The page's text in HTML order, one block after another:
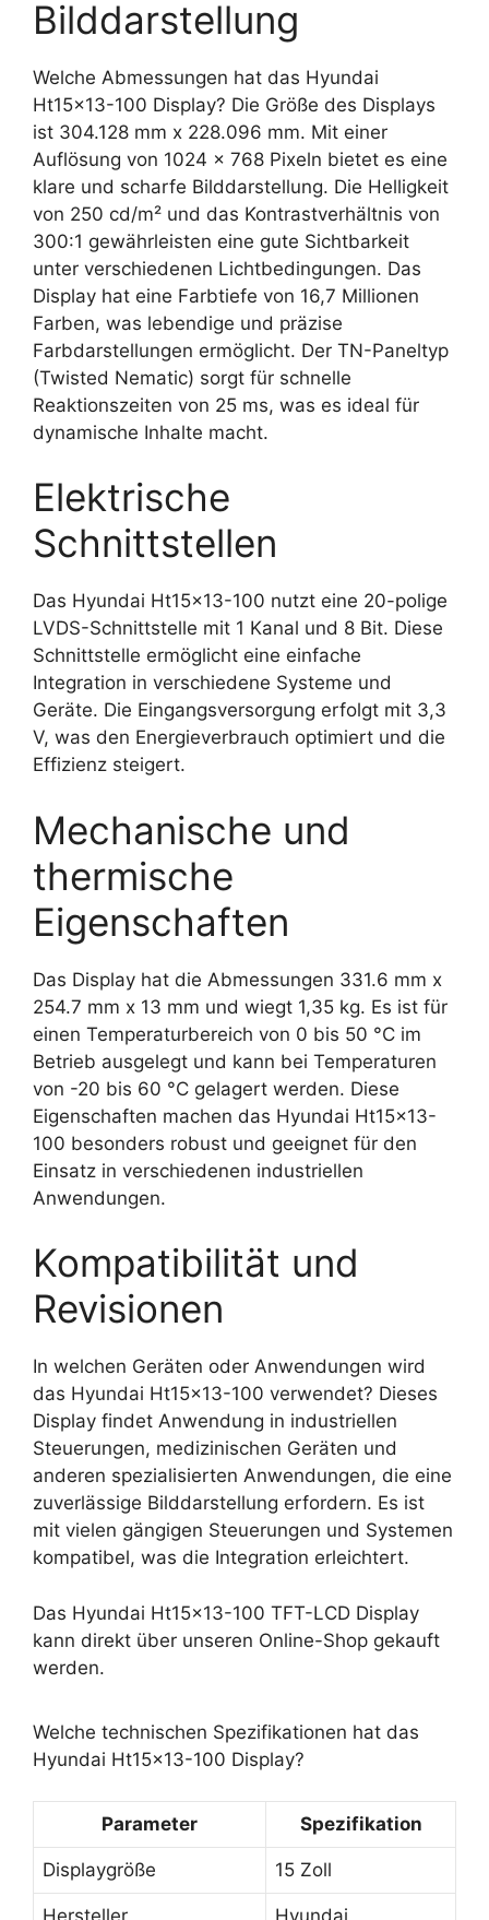
Bilddarstellung
Welche Abmessungen hat das Hyundai
Ht15x13-100 Display? Die Größe des Displays
ist 304.128 mm x 228.096 mm. Mit einer
Auflösung von 1024 x 768 Pixeln bietet es eine
klare und scharfe Bilddarstellung. Die Helligkeit
von 250 cd/m² und das Kontrastverhältnis von
300:1 gewährleisten eine gute Sichtbarkeit
unter verschiedenen Lichtbedingungen. Das
Display hat eine Farbtiefe von 16,7 Millionen
Farben, was lebendige und präzise
Farbdarstellungen ermöglicht. Der TN-Paneltyp
(Twisted Nematic) sorgt für schnelle
Reaktionszeiten von 25 ms, was es ideal für
dynamische Inhalte macht.
Elektrische
Schnittstellen
Das Hyundai Ht15x13-100 nutzt eine 20-polige
LVDS-Schnittstelle mit 1 Kanal und 8 Bit. Diese
Schnittstelle ermöglicht eine einfache
Integration in verschiedene Systeme und
Geräte. Die Eingangsversorgung erfolgt mit 3,3
V, was den Energieverbrauch optimiert und die
Effizienz steigert.
Mechanische und
thermische
Eigenschaften
Das Display hat die Abmessungen 331.6 mm x
254.7 mm x 13 mm und wiegt 1,35 kg. Es ist für
einen Temperaturbereich von 0 bis 50 °C im
Betrieb ausgelegt und kann bei Temperaturen
von -20 bis 60 °C gelagert werden. Diese
Eigenschaften machen das Hyundai Ht15x13-
100 besonders robust und geeignet für den
Einsatz in verschiedenen industriellen
Anwendungen.
Kompatibilität und
Revisionen
In welchen Geräten oder Anwendungen wird
das Hyundai Ht15x13-100 verwendet? Dieses
Display findet Anwendung in industriellen
Steuerungen, medizinischen Geräten und
anderen spezialisierten Anwendungen, die eine
zuverlässige Bilddarstellung erfordern. Es ist
mit vielen gängigen Steuerungen und Systemen
kompatibel, was die Integration erleichtert.
Das Hyundai Ht15x13-100 TFT-LCD Display
kann direkt über unseren Online-Shop gekauft
werden.
Welche technischen Spezifikationen hat das
Hyundai Ht15x13-100 Display?
Parameter Spezifikation
Displaygröße 15 Zoll
Hersteller Hyundai